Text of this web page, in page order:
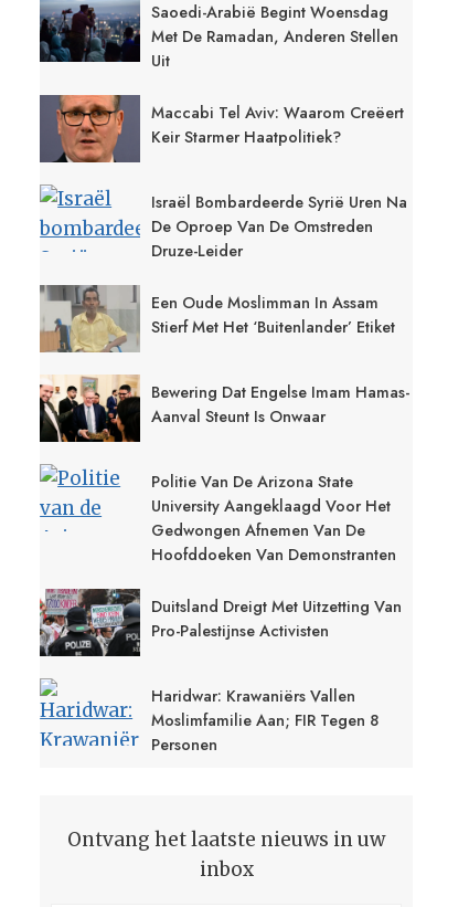
Saoedi-Arabië Begint Woensdag
Met De Ramadan, Anderen Stellen
Uit
Maccabi Tel Aviv: Waarom Creëert
Keir Starmer Haatpolitiek?
Israël Bombardeerde Syrië Uren Na
De Oproep Van De Omstreden
Druze-Leider
Een Oude Moslimman In Assam
Stierf Met Het ‘buitenlander’ Etiket
Bewering Dat Engelse Imam Hamas-
Aanval Steunt Is Onwaar
Politie Van De Arizona State
University Aangeklaagd Voor Het
Gedwongen Afnemen Van De
Hoofddoeken Van Demonstranten
Duitsland Dreigt Met Uitzetting Van
Pro-Palestijnse Activisten
Haridwar: Krawaniërs Vallen
Moslimfamilie Aan; FIR Tegen 8
Personen
Ontvang het laatste nieuws in uw
inbox